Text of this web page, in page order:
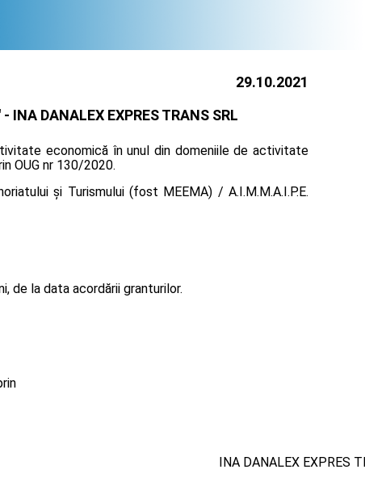
29.10.2021
- INA DANALEX EXPRES TRANS SRL
economică în unul din domeniile de activitate
OUG nr 130/2020.
și Turismului (fost MEEMA) / A.I.M.M.A.I.P.E.
de la data acordării granturilor.
INA DANALEX EXPRES